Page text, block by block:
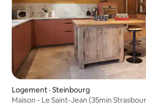
Logement · Steinbourg
Maison - Le Saint-Jean (35min